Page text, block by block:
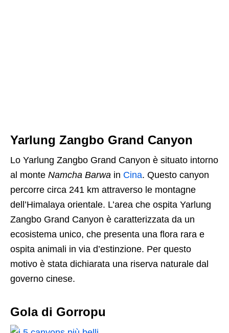
Yarlung Zangbo Grand Canyon
Lo Yarlung Zangbo Grand Canyon è situato intorno
al monte Namcha Barwa in Cina. Questo canyon
percorre circa 241 km attraverso le montagne
dell’Himalaya orientale. L’area che ospita Yarlung
Zangbo Grand Canyon è caratterizzata da un
ecosistema unico, che presenta una flora rara e
ospita animali in via d’estinzione. Per questo
motivo è stata dichiarata una riserva naturale dal
governo cinese.
Gola di Gorropu